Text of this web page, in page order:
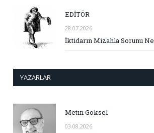
EDİTÖR
28.07.2026
İktidarın Mizahla Sorunu Ne
YAZARLAR
Metin Göksel
03.08.2026